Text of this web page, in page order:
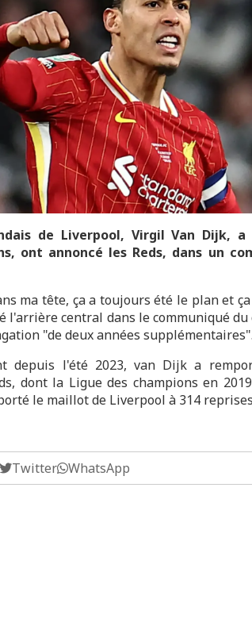
de Liverpool, Virgil Van Dijk, a
ont annoncé les Reds, dans un
ma tête, ça a toujours été le plan et
l'arrière central dans le communiqué du
"de deux années supplémentaires".
depuis l'été 2023, van Dijk a
dont la Ligue des champions en
le maillot de Liverpool à 314
Twitter WhatsApp